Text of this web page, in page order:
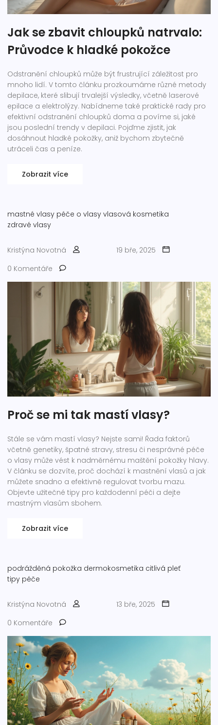
Jak se zbavit chloupků natrvalo:
Průvodce k hladké pokožce
Odstranění chloupků může být frustrující záležitost pro
mnoho lidí. V tomto článku prozkoumáme různé metody
depilace, které slibují trvalejší výsledky, včetně laserové
epilace a elektrolýzy. Nabídneme také praktické rady pro
efektivní odstranění chloupků doma a povíme si, jaké
jsou poslední trendy v depilaci. Pojďme zjistit, jak
dosáhnout hladké pokožky, aniž bychom zbytečně
utráceli čas a peníze.
Zobrazit více
mastné vlasy péče o vlasy vlasová kosmetika
zdravé vlasy
Kristýna Novotná
19 bře, 2025
0 Komentáře
Proč se mi tak mastí vlasy?
Stále se vám mastí vlasy? Nejste sami! Řada faktorů
včetně genetiky, špatné stravy, stresu či nesprávné péče
o vlasy může vést k nadměrnému maštění pokožky hlavy.
V článku se dozvíte, proč dochází k mastnění vlasů a jak
můžete snadno a efektivně regulovat tvorbu mazu.
Objevte užitečné tipy pro každodenní péči a dejte
mastným vlasům sbohem.
Zobrazit více
podrážděná pokožka dermokosmetika citlivá pleť
tipy péče
Kristýna Novotná
13 bře, 2025
0 Komentáře